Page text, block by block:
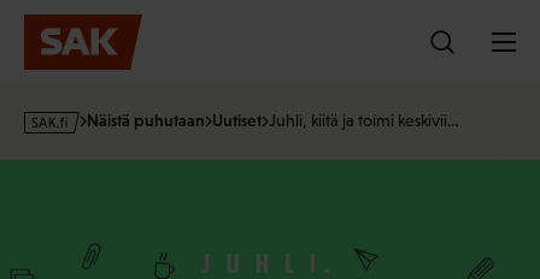
Hyppää
sisältöön
s
Näistä puhutaan Uutiset Juhli, kiitä ja toimi keskivii…